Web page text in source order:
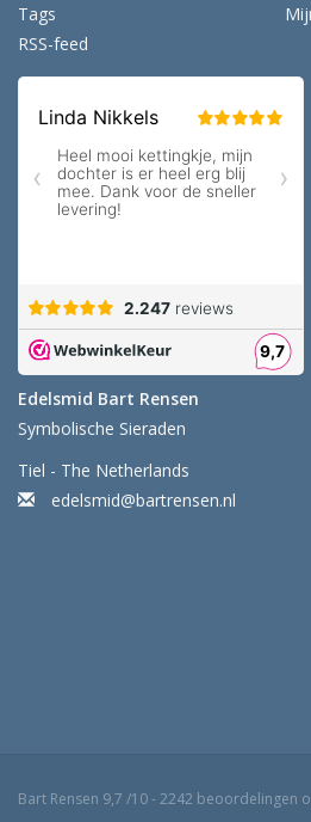
Tags
RSS-feed
Edelsmid Bart Rensen
Symbolische Sieraden
Tiel - The Netherlands
edelsmid@bartrensen.nl
Bart Rensen 9,7 /10-2242 beoordelingen